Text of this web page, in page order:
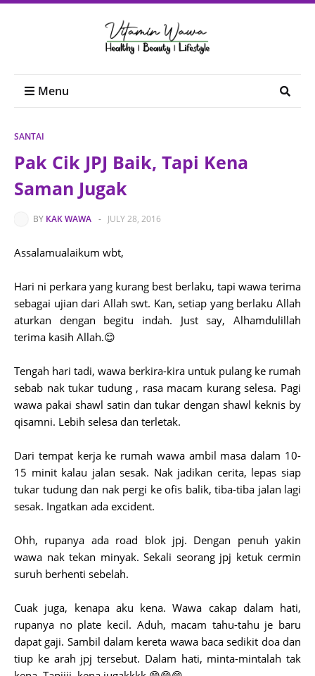
Menu
SANTAI
Pak Cik JPJ Baik, Tapi Kena
Saman Jugak
BY KAK WAWA - JULY 28, 2016
Assalamualaikum wbt,
Hari ni perkara yang kurang best berlaku, tapi wawa terima
sebagai ujian dari Allah swt. Kan, setiap yang berlaku Allah
aturkan dengan begitu indah. Just say, Alhamdulillah
terima kasih Allah.😊
Tengah hari tadi, wawa berkira-kira untuk pulang ke rumah
sebab nak tukar tudung , rasa macam kurang selesa. Pagi
wawa pakai shawl satin dan tukar dengan shawl keknis by
qisamni. Lebih selesa dan terletak.
Dari tempat kerja ke rumah wawa ambil masa dalam 10-
15 minit kalau jalan sesak. Nak jadikan cerita, lepas siap
tukar tudung dan nak pergi ke ofis balik, tiba-tiba jalan lagi
sesak. Ingatkan ada excident.
Ohh, rupanya ada road blok jpj. Dengan penuh yakin
wawa nak tekan minyak. Sekali seorang jpj ketuk cermin
suruh berhenti sebelah.
Cuak juga, kenapa aku kena. Wawa cakap dalam hati,
rupanya no plate kecil. Aduh, macam tahu-tahu je baru
dapat gaji. Sambil dalam kereta wawa baca sedikit doa dan
tiup ke arah jpj tersebut. Dalam hati, minta-mintalah tak